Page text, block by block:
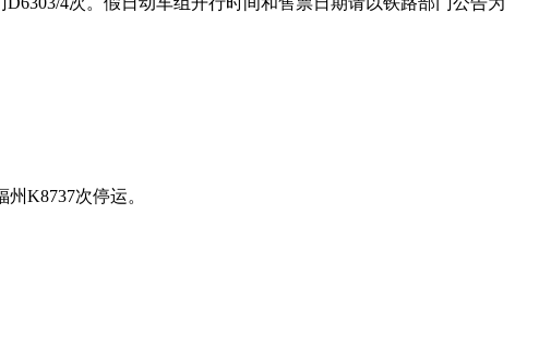
K8737次停运。